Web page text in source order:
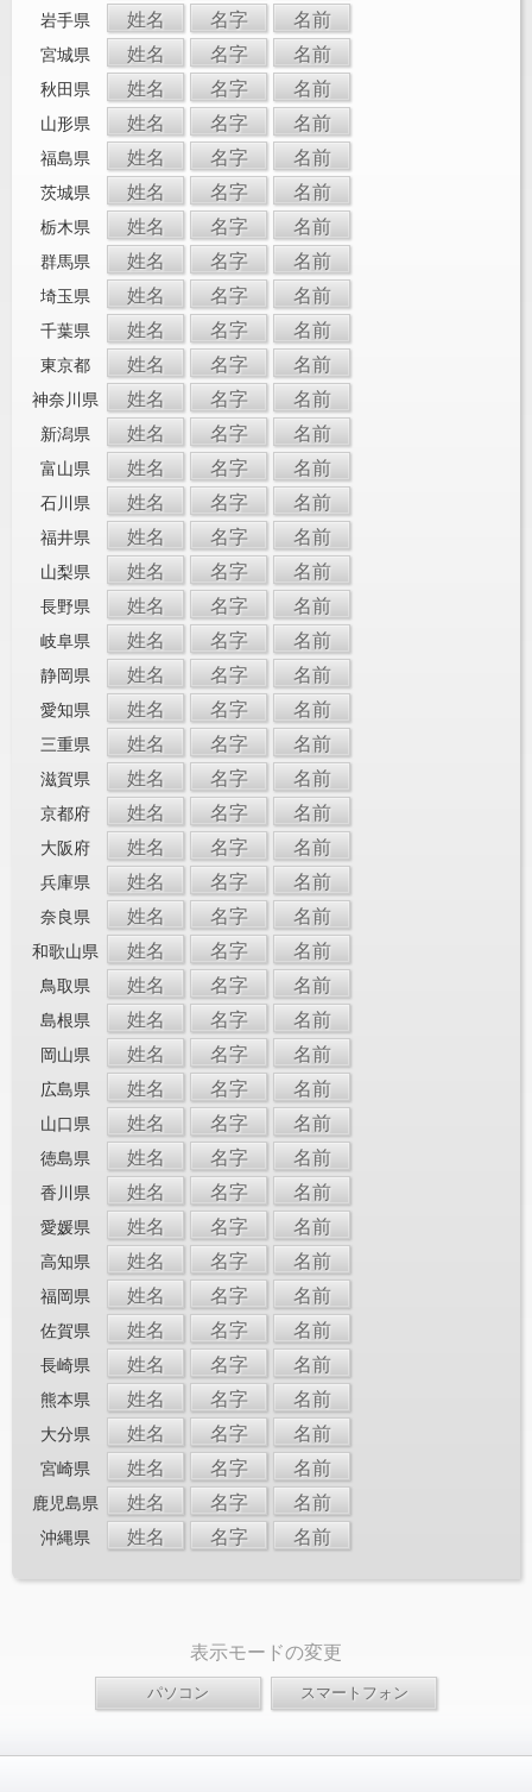
岩手県 姓名 名字 名前
宮城県 姓名 名字 名前
秋田県 姓名 名字 名前
山形県 姓名 名字 名前
福島県 姓名 名字 名前
茨城県 姓名 名字 名前
栃木県 姓名 名字 名前
群馬県 姓名 名字 名前
埼玉県 姓名 名字 名前
千葉県 姓名 名字 名前
東京都 姓名 名字 名前
神奈川県 姓名 名字 名前
新潟県 姓名 名字 名前
富山県 姓名 名字 名前
石川県 姓名 名字 名前
福井県 姓名 名字 名前
山梨県 姓名 名字 名前
長野県 姓名 名字 名前
岐阜県 姓名 名字 名前
静岡県 姓名 名字 名前
愛知県 姓名 名字 名前
三重県 姓名 名字 名前
滋賀県 姓名 名字 名前
京都府 姓名 名字 名前
大阪府 姓名 名字 名前
兵庫県 姓名 名字 名前
奈良県 姓名 名字 名前
和歌山県 姓名 名字 名前
鳥取県 姓名 名字 名前
島根県 姓名 名字 名前
岡山県 姓名 名字 名前
広島県 姓名 名字 名前
山口県 姓名 名字 名前
徳島県 姓名 名字 名前
香川県 姓名 名字 名前
愛媛県 姓名 名字 名前
高知県 姓名 名字 名前
福岡県 姓名 名字 名前
佐賀県 姓名 名字 名前
長崎県 姓名 名字 名前
熊本県 姓名 名字 名前
大分県 姓名 名字 名前
宮崎県 姓名 名字 名前
鹿児島県 姓名 名字 名前
沖縄県 姓名 名字 名前
表示モードの変更